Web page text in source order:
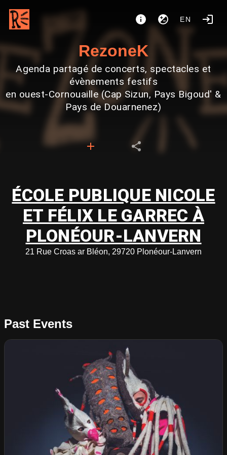
EN
RezoneK
Agenda partagé de concerts, spectacles et
évènements festifs
en ouest-Cornouaille (Cap Sizun, Pays Bigoud' &
Pays de Douarnenez)
ÉCOLE PUBLIQUE NICOLE
ET FÉLIX LE GARREC À
PLONÉOUR-LANVERN
21 Rue Croas ar Bléon, 29720 Plonéour-Lanvern
Past Events